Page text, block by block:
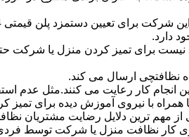
دارد.
نظافتچی ارسال می کند.
انجام کار رعایت می کنند.مثل عدم
همراه با نیروی آموزش دیده برای
از مهم ترین دلایل رضایت مشتریان
نظافت منزل یا شرکت توسط فردی